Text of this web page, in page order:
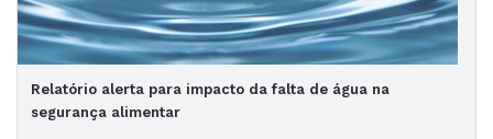
Relatório alerta para impacto da falta de água na
segurança alimentar